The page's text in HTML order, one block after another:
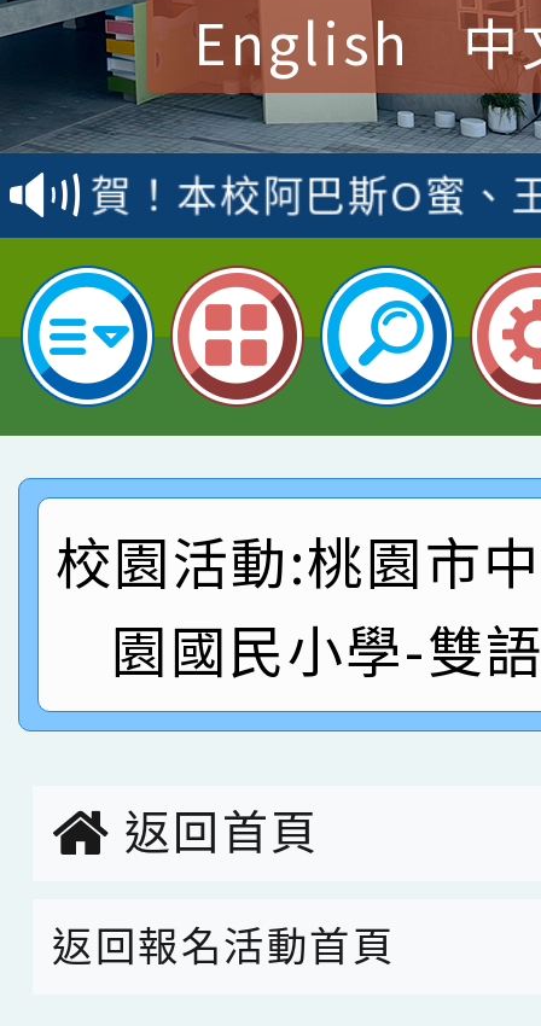
English 中
賀！本校參加桃園市中
賽 洪綺君教師榮獲社
名
賀！本校阿巴斯O蜜、
倩參加桃園市科展 國
名 指導老師王老師、
賀！本校四年二班張O
園市英語競賽國小朗讀
指導老師林老師
賀！本校參加桃園市中
賽 劉文瑛教師榮獲教
賀！本校參與2026世
創客第三名。
賽 洪綺君教師榮獲社
名
賀！本校阿巴斯O蜜、
倩參加桃園市科展 國
名 指導老師王老師、
賀！本校四年二班張O
園市英語競賽國小朗
指導老師林老師
賀！本校參加桃園市中
賽 劉文瑛教師榮獲教
臺灣台語-第二名
賀！本校參與2026世
市賽榮獲科學小創客佳
校園活動:桃園市
園國民小學-雙
返回首頁
返回報名活動首頁